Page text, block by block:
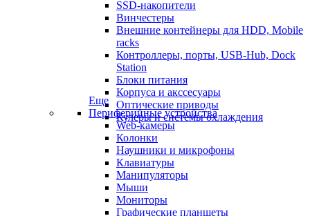
SSD-накопители
Винчестеры
Внешние контейнеры для HDD, Mobile
racks
Контроллеры, порты, USB-Hub, Dock
Station
Блоки питания
Корпуса и акссесуары
Оптические приводы
Кулеры и системы охлаждения
Еще
Периферийные устройства
Web-камеры
Колонки
Наушники и микрофоны
Клавиатуры
Манипуляторы
Мыши
Мониторы
Графические планшеты